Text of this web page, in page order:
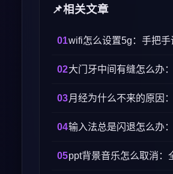
相关文章
wifi怎么设置5g：手把
大门牙中间有缝怎么办
月经为什么不来的原因
输入法总是闪退怎么办
ppt背景音乐怎么取消：